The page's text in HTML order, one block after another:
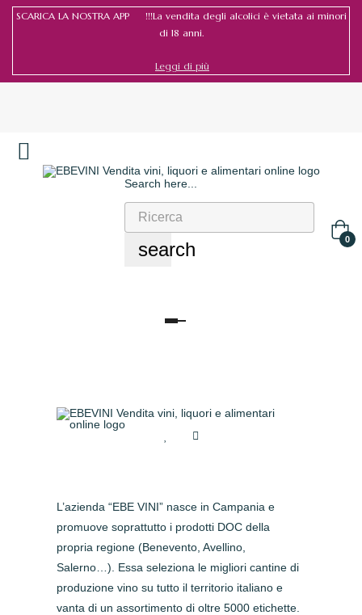
SCARICA LA NOSTRA APP !!!La vendita degli alcolici è vietata ai minori
di 18 anni.
Leggi di più
Search here...
search 0
navigazione
L’azienda “EBE VINI” nasce in Campania e
promuove soprattutto i prodotti DOC della
propria regione (Benevento, Avellino,
Salerno…). Essa seleziona le migliori cantine di
produzione vino su tutto il territorio italiano e
vanta di un assortimento di oltre 5000 etichette.